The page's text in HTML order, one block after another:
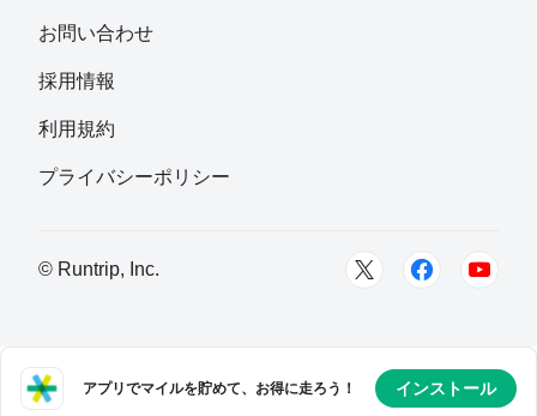
お問い合わせ
採用情報
利用規約
プライバシーポリシー
© Runtrip, Inc.
アプリでマイルを貯めて、お得に走ろう！ インストール